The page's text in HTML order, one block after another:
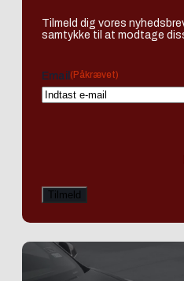
Tilmeld dig vores
samtykke til at modtage
Email (Påkrævet)